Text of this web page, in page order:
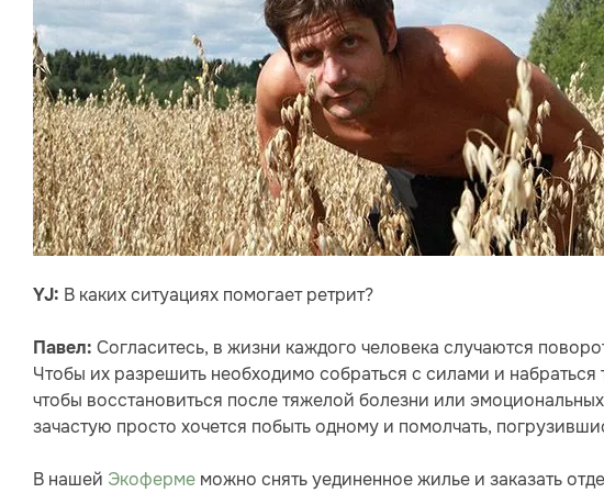
YJ: В каких ситуациях помогает ретрит?
Павел: Согласитесь, в жизни каждого человека случаются
Чтобы их разрешить необходимо собраться с силами и
чтобы восстановиться после тяжелой болезни или
зачастую просто хочется побыть одному и помолчать,
В нашей Экоферме можно снять уединенное жилье и заказать